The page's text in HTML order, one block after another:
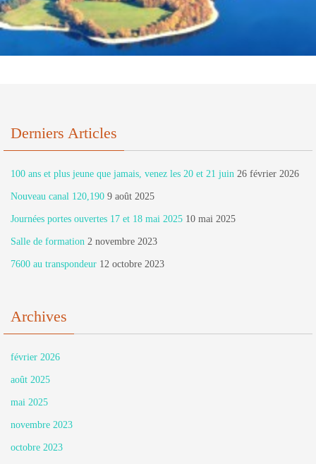
Derniers Articles
100 ans et plus jeune que jamais, venez les 20 et 21 juin 26 février 2026
Nouveau canal 120,190 9 août 2025
Journées portes ouvertes 17 et 18 mai 2025 10 mai 2025
Salle de formation 2 novembre 2023
7600 au transpondeur 12 octobre 2023
Archives
février 2026
août 2025
mai 2025
novembre 2023
octobre 2023